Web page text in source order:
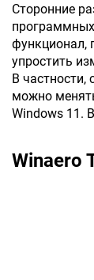
Сторонние
функционал,
упростить
В
можно
Windows 11.
Winaero